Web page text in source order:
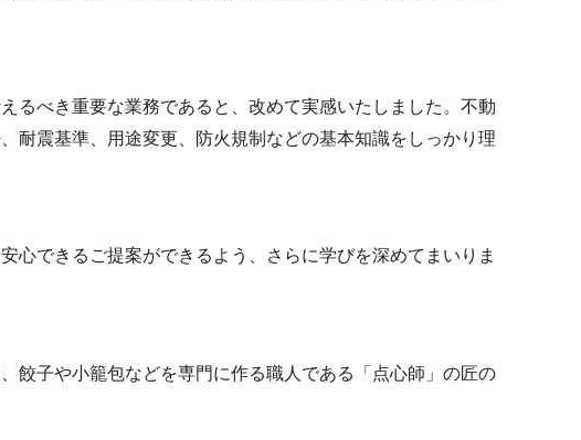
るべき重要な業務であると、改めて実感いたしました。不動
耐震基準、用途変更、防火規制などの基本知識をしっかり理
心できるご提案ができるよう、さらに学びを深めてまいりま
餃子や小籠包などを専門に作る職人である「点心師」の匠の